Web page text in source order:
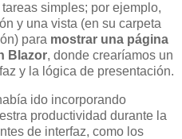
simples; por ejemplo,
y una vista (en su carpeta
para mostrar una página
Blazor, donde crearíamos un
y la lógica de presentación.
ido incorporando
productividad durante la
de interfaz, como los